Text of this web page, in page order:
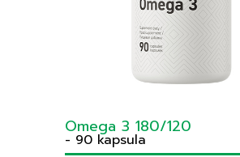
Omega 3 180/120
- 90 kapsula